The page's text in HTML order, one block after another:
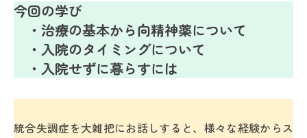
今回の学び
・治療の基本から向精神薬について
・入院のタイミングについて
・入院せずに暮らすには
統合失調症を大雑把にお話しすると、様々な経験からス